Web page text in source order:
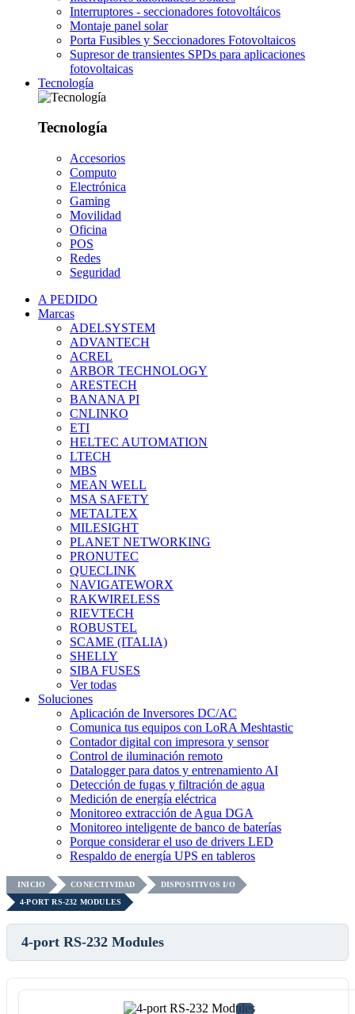
Interruptores - seccionadores fotovoltáicos
Montaje panel solar
Porta Fusibles y Seccionadores Fotovoltaicos
Supresor de transientes SPDs para aplicaciones
fotovoltaicas
Tecnología
Tecnología
Accesorios
Computo
Electrónica
Gaming
Movilidad
Oficina
POS
Redes
Seguridad
A PEDIDO
Marcas
ADELSYSTEM
ADVANTECH
ACREL
ARBOR TECHNOLOGY
ARESTECH
BANANA PI
CNLINKO
ETI
HELTEC AUTOMATION
LTECH
MBS
MEAN WELL
MSA SAFETY
METALTEX
MILESIGHT
PLANET NETWORKING
PRONUTEC
QUECLINK
NAVIGATEWORX
RAKWIRELESS
RIEVTECH
ROBUSTEL
SCAME (ITALIA)
SHELLY
SIBA FUSES
Ver todas
Soluciones
Aplicación de Inversores DC/AC
Comunica tus equipos con LoRA Meshtastic
Contador digital con impresora y sensor
Control de iluminación remoto
Datalogger para datos y entrenamiento AI
Detección de fugas y filtración de agua
Medición de energía eléctrica
Monitoreo extracción de Agua DGA
Monitoreo inteligente de banco de baterías
Porque considerar el uso de drivers LED
Respaldo de energía UPS en tableros
INICIO CONECTIVIDAD
DISPOSITIVOS I/O
4-PORT RS-232 MODULES
4-port RS-232 Modules